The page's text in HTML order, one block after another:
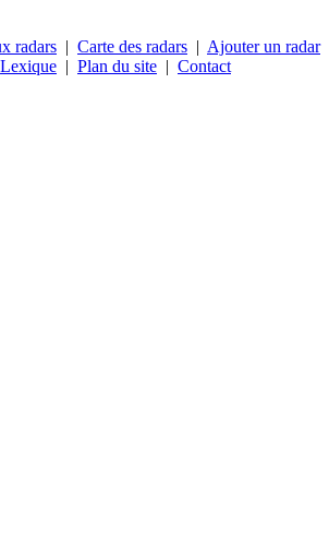
radars | Carte des radars | Ajouter un radar
Lexique | Plan du site | Contact